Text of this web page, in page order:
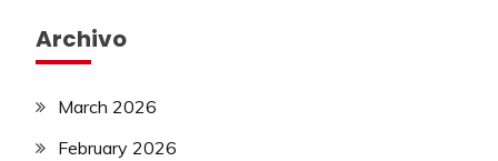
Archivo
March 2026
February 2026